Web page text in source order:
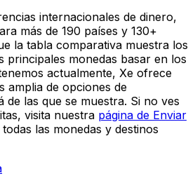
internacionales de dinero,
más de 190 países y 130+
la tabla comparativa muestra los
principales monedas basar en los
actualmente, Xe ofrece
amplia de opciones de
de las que se muestra. Si no ves
visita nuestra página de Enviar
las monedas y destinos